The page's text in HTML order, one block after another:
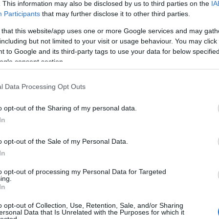
This information may also be disclosed by us to third parties on the
Participants that may further disclose it to other third parties.
that this website/app uses one or more Google services and may
but not limited to your visit or usage behaviour. You may
to Google and its third-party tags to use your data for below
consent section.
Data Processing Opt Outs
opt-out of the Sharing of my personal data.
opt-out of the Sale of my Personal Data.
opt-out of processing my Personal Data for Targeted
opt-out of Collection, Use, Retention, Sale, and/or Sharing
Data that Is Unrelated with the Purposes for which it
tulajdonképpen ennek a tárgyalásnak a lezártát
mint a papnál bejelenteni a házasodási
találni a gyermekének, akkor
a XX. század közepéig igen népszerű szakma volt.
az volt, hogy széles ismeretségi
tekintetében összeillő fiatalokat. A lányok
és 20 éves koruk után már vénlánynak
A fiúknak a XIX. század második felétől
a házasság előtt, így ők később nősültek,
vénlegénynek tartották. A házasságközvetítő
feladatait is.
Gellért
Royal
Jászai
Kálvin
Kolbász